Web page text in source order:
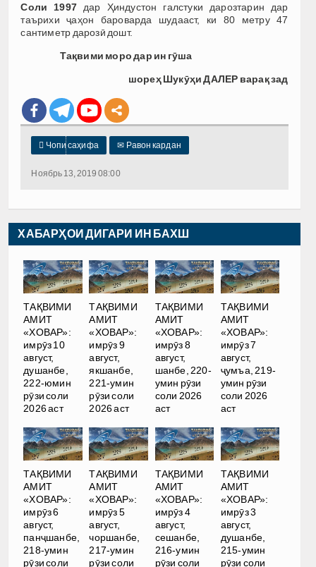
Соли 1997 дар Ҳиндустон галстуки дарозтарин дар
таърихи ҷаҳон бароварда шудааст, ки 80 метру 47
сантиметр дарозӣ дошт.
Тақвими моро дар ин гӯша
шореҳШукӯҳи ДАЛЕР варақ зад
 Чопи саҳифа ✉ Равон кардан
Ноябрь 13, 2019 08:00
ХАБАРҲОИ ДИГАРИ ИН БАХШ
ТАҚВИМИ
АМИТ
«ХОВАР»:
имрӯз 10
август,
душанбе,
222-юмин
рӯзи соли
2026 аст
ТАҚВИМИ
АМИТ
«ХОВАР»:
имрӯз 9
август,
якшанбе,
221-умин
рӯзи соли
2026 аст
ТАҚВИМИ
АМИТ
«ХОВАР»:
имрӯз 8
август,
шанбе, 220-
умин рӯзи
соли 2026
аст
ТАҚВИМИ
АМИТ
«ХОВАР»:
имрӯз 7
август,
ҷумъа, 219-
умин рӯзи
соли 2026
аст
ТАҚВИМИ
АМИТ
«ХОВАР»:
имрӯз 6
август,
панҷшанбе,
218-умин
рӯзи соли
ТАҚВИМИ
АМИТ
«ХОВАР»:
имрӯз 5
август,
чоршанбе,
217-умин
рӯзи соли
ТАҚВИМИ
АМИТ
«ХОВАР»:
имрӯз 4
август,
сешанбе,
216-умин
рӯзи соли
ТАҚВИМИ
АМИТ
«ХОВАР»:
имрӯз 3
август,
душанбе,
215-умин
рӯзи соли